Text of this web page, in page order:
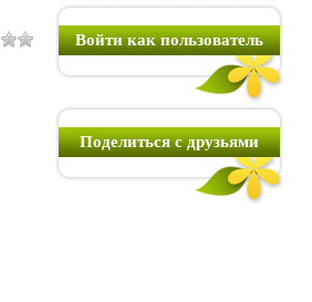
Войти как пользователь
Поделиться с друзьями